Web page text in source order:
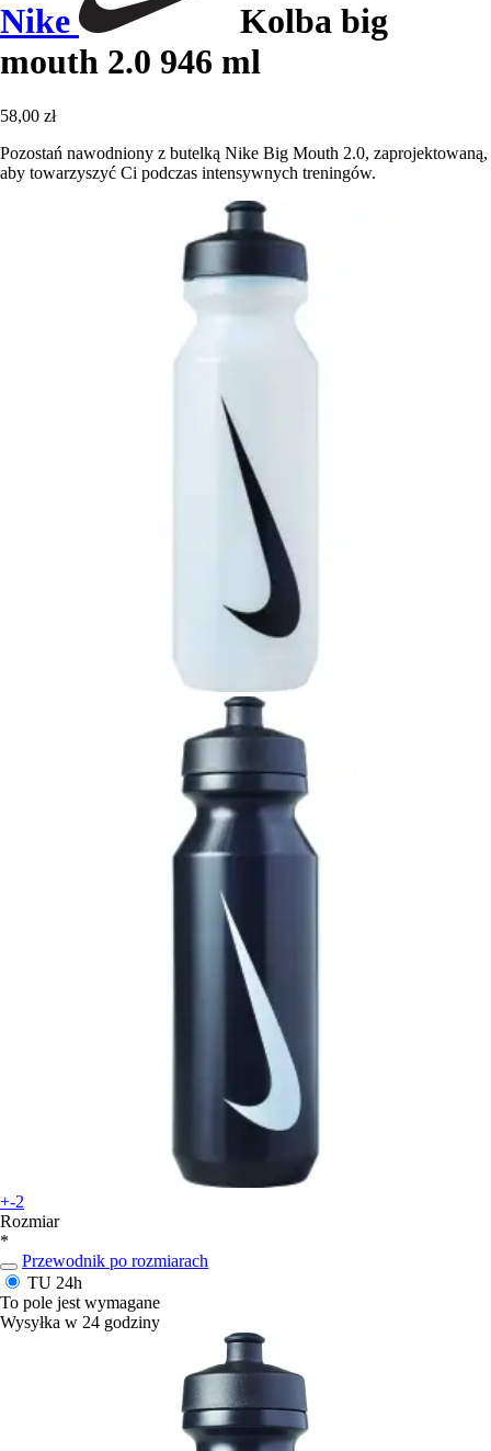
Nike
Kolba big
mouth 2.0 946 ml
58,00 zł
Pozostań nawodniony z butelką Nike Big Mouth 2.0, zaprojektowaną,
aby towarzyszyć Ci podczas intensywnych treningów.
+-2
Rozmiar
*
Przewodnik po rozmiarach
TU 24h
To pole jest wymagane
Wysyłka w 24 godziny